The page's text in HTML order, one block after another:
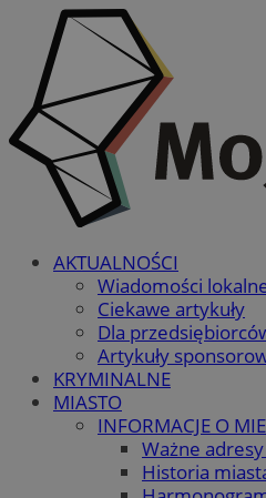
AKTUALNOŚCI
Wiadomości
Ciekawe artykuły
Dla
Artykuły
KRYMINALNE
MIASTO
INFORMACJE O
Ważne
Historia